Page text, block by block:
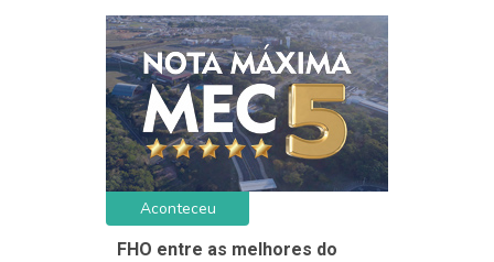
Aconteceu
FHO entre as melhores do